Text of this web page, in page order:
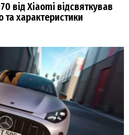
від Xiaomi відсвяткував
та характеристики